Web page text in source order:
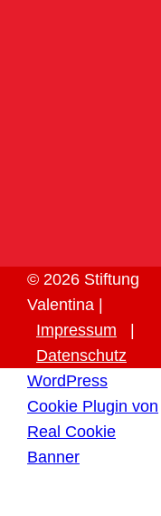
© 2026 Stiftung
Valentina |
Impressum
Datenschutz
WordPress
Cookie Plugin von
Real Cookie
Banner